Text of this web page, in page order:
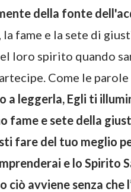
della fonte
fame e la sete di
loro spirito quando
Come le
a leggerla, Egli ti
fame e sete della
fare del tuo meglio
e lo Spirito
ciò avviene senza che